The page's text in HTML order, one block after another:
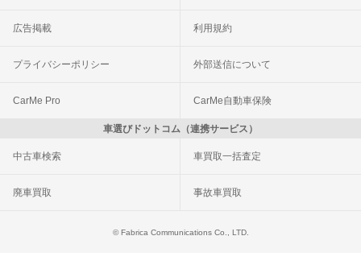
広告掲載 利用規約
プライバシーポリシー 外部送信について
CarMe Pro CarMe自動車保険
車選びドットコム（連携サービス）
中古車検索 車買取一括査定
廃車買取 事故車買取
© Fabrica Communications Co., LTD.